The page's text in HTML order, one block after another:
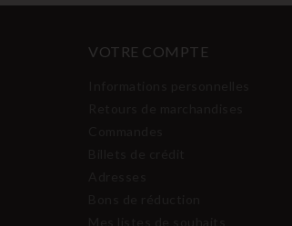
VOTRE COMPTE